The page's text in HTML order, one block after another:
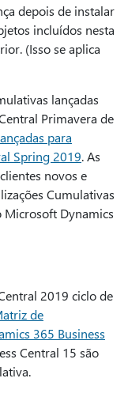
depois de instalar
incluídos nesta
(Isso se aplica
lançadas
Primavera de
para
Spring 2019. As
novos e
Cumulativas
Microsoft Dynamics
2019 ciclo de
de
365 Business
Central 15 são